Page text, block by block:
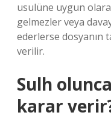
usulüne uygun
gelmezler veya
ederlerse dosyanın
verilir.
Sulh
karar